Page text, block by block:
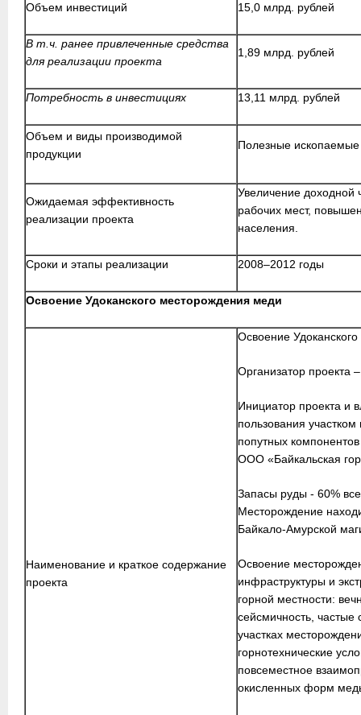
Объем инвестиций 15,0 млрд. рублей
В т.ч. ранее привлеченные средства
для реализации проекта
1,89 млрд. рублей
Потребность в инвестициях 13,11 млрд. рублей
Объем и виды производимой
продукции
Полезные ископаемые
Ожидаемая эффективность
реализации проекта
Увеличение доходной
рабочих мест,
населения.
Сроки и этапы реализации 2008–2012 годы
Освоение Удоканского месторождения меди
Наименование и краткое содержание
проекта
Освоение
Организатор проекта
Инициатор проекта и
пользования
попутных
ООО «Байкальская
Запасы руды - 60%
Месторождение
Байкало-Амурской
Освоение
инфраструктуры и
горной местности:
сейсмичность, частые
участках
горнотехнические
повсеместное
окисленных форм